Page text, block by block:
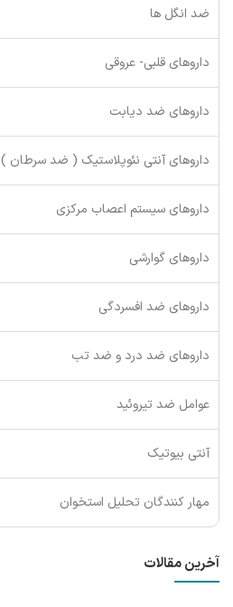
ضد انگل ها
داروهای قلبی- عروقی
داروهای ضد دیابت
داروهای آنتی نئوپلاستیک ( ضد سرطان )
داروهای سیستم اعصاب مرکزی
داروهای گوارشی
داروهای ضد افسردگی
داروهای ضد درد و ضد تب
عوامل ضد تیروئید
آنتی بیوتیک
مهار کنندگان تحلیل استخوان
آخرین مقالات